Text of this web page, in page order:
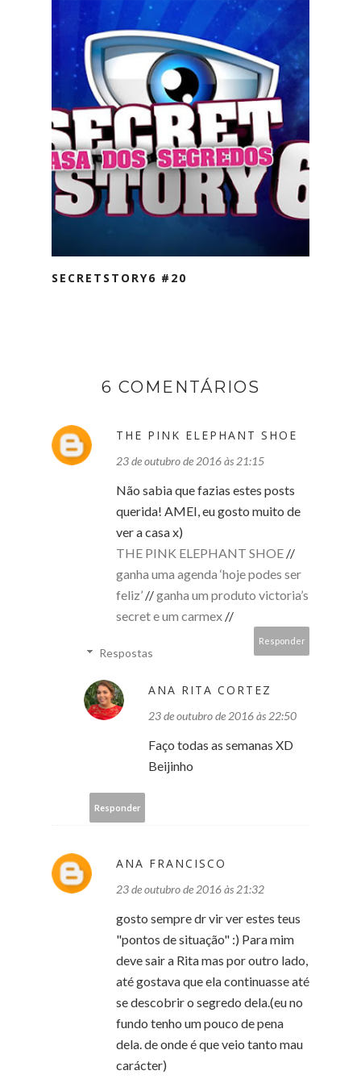
SECRETSTORY6 #20
6 COMENTÁRIOS
THE PINK ELEPHANT SHOE
23 de outubro de 2016 às 21:15
Não sabia que fazias estes posts
querida! AMEI, eu gosto muito de
ver a casa x)
THE PINK ELEPHANT SHOE //
ganha uma agenda ‘hoje podes ser
feliz’ //ganha um produto victoria’s
secret e um carmex //
Responder
Respostas
ANA RITA CORTEZ
23 de outubro de 2016 às 22:50
Faço todas as semanas XD
Beijinho
Responder
ANA FRANCISCO
23 de outubro de 2016 às 21:32
gosto sempre dr vir ver estes teus
"pontos de situação" :) Para mim
deve sair a Rita mas por outro lado,
até gostava que ela continuasse até
se descobrir o segredo dela.(eu no
fundo tenho um pouco de pena
dela. de onde é que veio tanto mau
carácter)